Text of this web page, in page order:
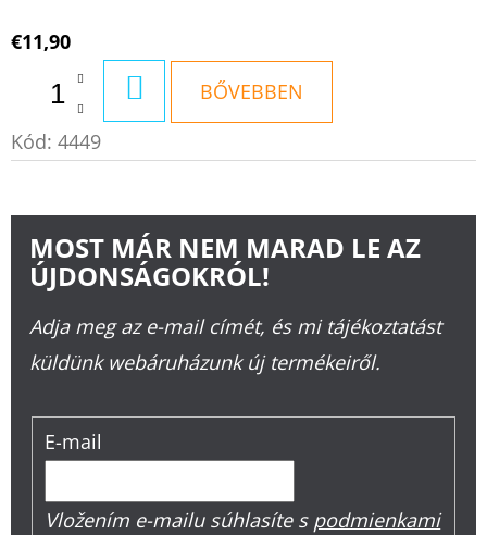
€11,90
KOSÁRBABŐVEBBEN
Kód: 4449
MOST MÁR NEM MARAD LE AZ
ÚJDONSÁGOKRÓL!
Adja meg az e-mail címét, és mi tájékoztatást
küldünk webáruházunk új termékeiről.
E-mail
Vložením e-mailu súhlasíte s podmienkami